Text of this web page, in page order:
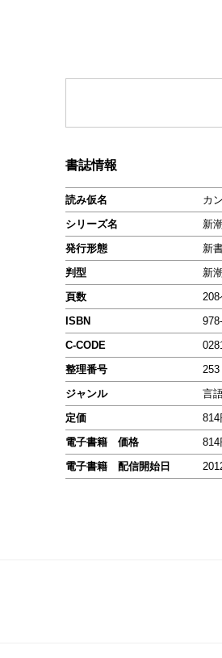
書誌情報
読み仮名
カ
シリーズ名
新
発行形態
新
判型
新
頁数
208
ISBN
C-CODE
整理番号
253
ジャンル
言
定価
814
電子書籍 価格
814
電子書籍 配信開始日